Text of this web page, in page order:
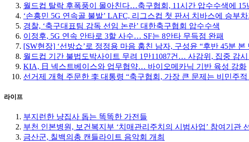
월드컵 탈락 후폭풍이 몰아친다…축구협회, 11시간 압수수색에 15
‘손흥민 5G 연속골 불발’ LAFC, 리그스컵 첫 판서 치바스에 승부
경찰, ‘축구대표팀 감독 선임 논란’ 대한축구협회 압수수색
이정후, 5G 연속 안타로 3할 사수… SF는 8안타 무득점 완패
[SW현장] ‘선방쇼’로 정정용 마음 훔친 남자, 구성윤 “후반 45분
월드컵 기간 불법도박사이트 무려 1만11087건… 사감위, 집중 감시
KIA, 日 넥스트베이스와 업무협약… 바이오메카닉 기반 육성 강화
선거제 개혁 주문한 李 대통령 “축구협회, 가장 큰 문제는 비민주적
라이프
부지런한 냥집사 돕는 똑똑한 가전들
부천 인본병원, 보건복지부 ‘치매관리주치의 시범사업’ 참여기관
금산군, 칠백의총 캔들라이트 음악회 개최